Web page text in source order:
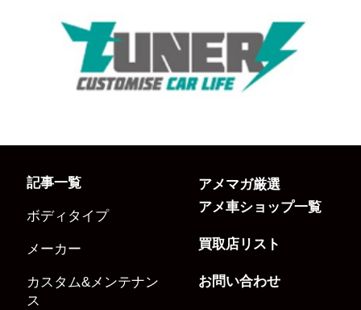
記事一覧
ボディタイプ
メーカー
カスタム&メンテナン
ス
アメマガ厳選
アメ車ショップ一覧
買取店リスト
お問い合わせ